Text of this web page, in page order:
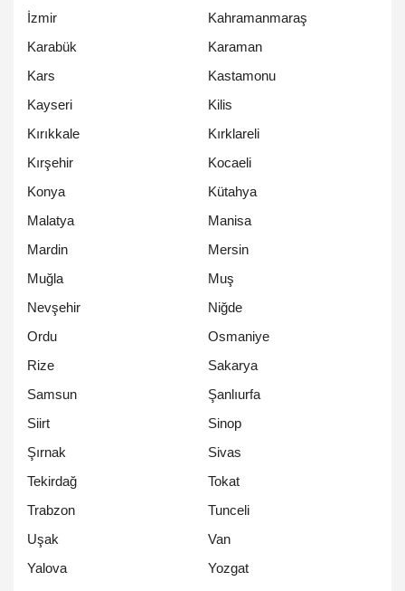
İzmir
Kahramanmaraş
Karabük
Karaman
Kars
Kastamonu
Kayseri
Kilis
Kırıkkale
Kırklareli
Kırşehir
Kocaeli
Konya
Kütahya
Malatya
Manisa
Mardin
Mersin
Muğla
Muş
Nevşehir
Niğde
Ordu
Osmaniye
Rize
Sakarya
Samsun
Şanlıurfa
Siirt
Sinop
Şırnak
Sivas
Tekirdağ
Tokat
Trabzon
Tunceli
Uşak
Van
Yalova
Yozgat